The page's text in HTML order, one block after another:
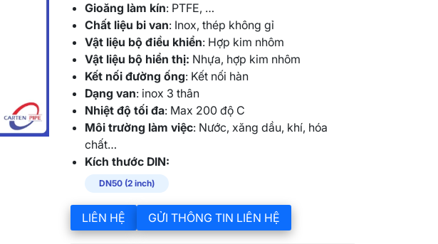
Gioăng làm kín: PTFE, …
Chất liệu bi van: Inox, thép không gỉ
Vật liệu bộ điều khiển: Hợp kim nhôm
Vật liệu bộ hiển thị: Nhựa, hợp kim nhôm
Kết nối đường ống: Kết nối hàn
Dạng van: inox 3 thân
Nhiệt độ tối đa: Max 200 độ C
Môi trường làm việc: Nước, xăng dầu, khí, hóa
chất…
Kích thước DIN:
DN50 (2 inch)
LIÊN HỆ GỬI THÔNG TIN LIÊN HỆ